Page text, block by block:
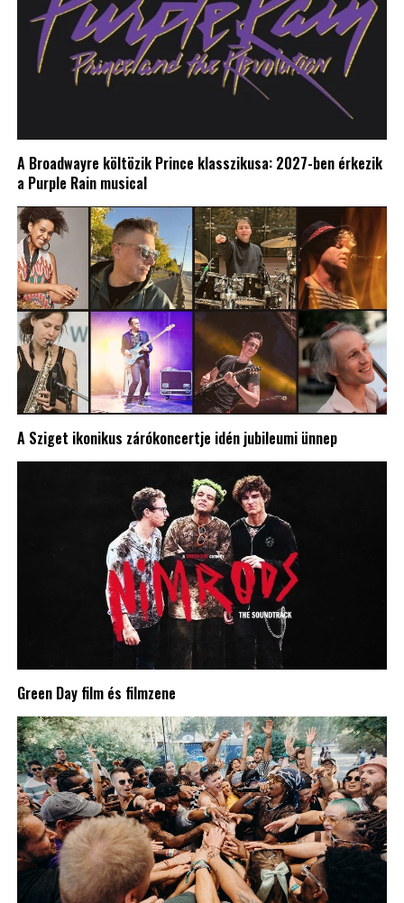
A Broadwayre költözik Prince klasszikusa: 2027-ben érkezik
a Purple Rain musical
A Sziget ikonikus zárókoncertje idén jubileumi ünnep
Green Day film és filmzene